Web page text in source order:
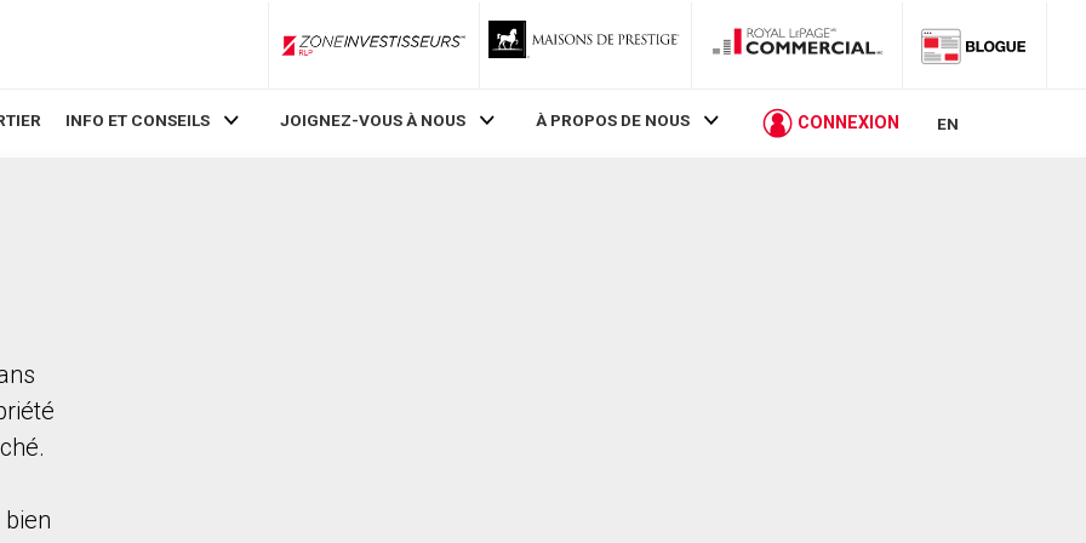
ZoneInvestisseurs RLP
INFO ET CONSEILS JOIGNEZ-VOUS À NOUS À PROPOS DE NOUS CONNEXION EN